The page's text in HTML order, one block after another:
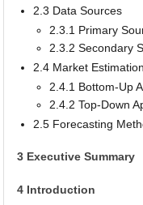
2.3 Data Sources
2.3.1 Primary
2.3.2 Secondary
2.4 Market Estimation
2.4.1 Bottom-Up
2.4.2 Top-Down
2.5 Forecasting
3 Executive Summary
4 Introduction